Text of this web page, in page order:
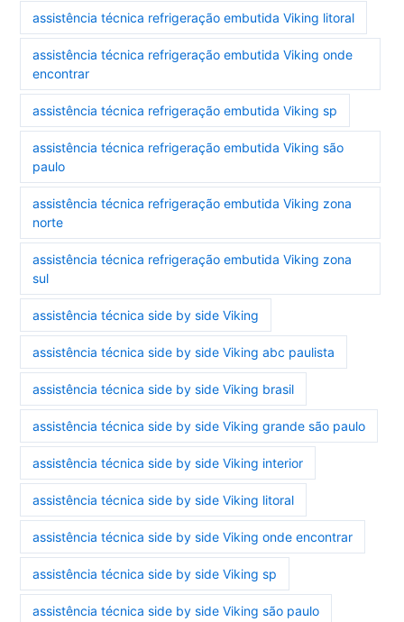
assistência técnica refrigeração embutida Viking litoral
assistência técnica refrigeração embutida Viking onde
encontrar
assistência técnica refrigeração embutida Viking sp
assistência técnica refrigeração embutida Viking são
paulo
assistência técnica refrigeração embutida Viking zona
norte
assistência técnica refrigeração embutida Viking zona
sul
assistência técnica side by side Viking
assistência técnica side by side Viking abc paulista
assistência técnica side by side Viking brasil
assistência técnica side by side Viking grande são paulo
assistência técnica side by side Viking interior
assistência técnica side by side Viking litoral
assistência técnica side by side Viking onde encontrar
assistência técnica side by side Viking sp
assistência técnica side by side Viking são paulo